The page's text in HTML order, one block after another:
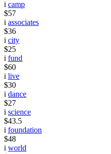
i camp
$57
i associates
$36
i city
$25
i fund
$60
i live
$30
i dance
$27
i science
$43.5
i foundation
$48
i world